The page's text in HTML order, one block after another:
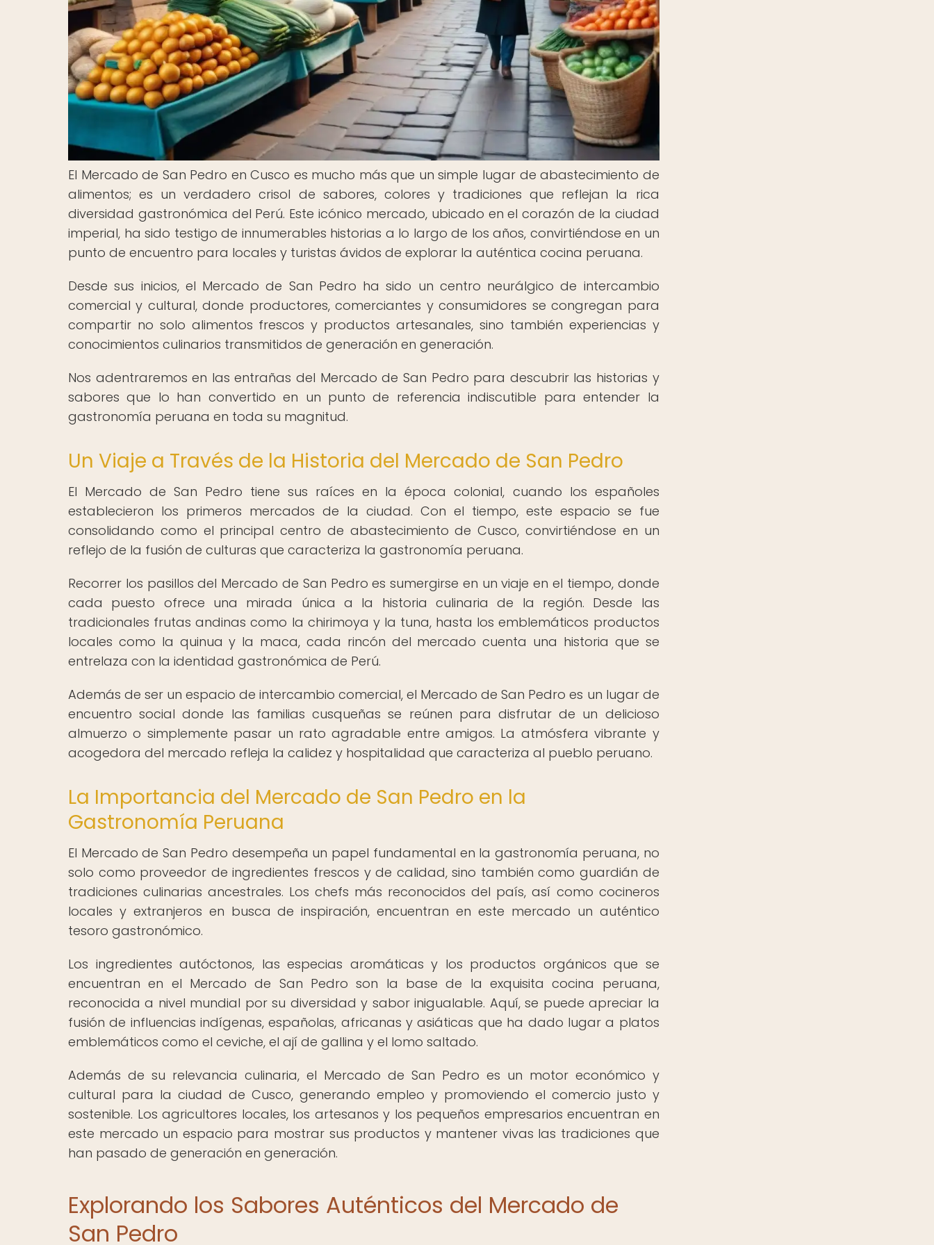
El Mercado de San Pedro en Cusco es mucho más que un simple lugar de abastecimiento de
alimentos; es un verdadero crisol de sabores, colores y tradiciones que reflejan la rica
diversidad gastronómica del Perú. Este icónico mercado, ubicado en el corazón de la ciudad
imperial, ha sido testigo de innumerables historias a lo largo de los años, convirtiéndose en un
punto de encuentro para locales y turistas ávidos de explorar la auténtica cocina peruana.
Desde sus inicios, el Mercado de San Pedro ha sido un centro neurálgico de intercambio
comercial y cultural, donde productores, comerciantes y consumidores se congregan para
compartir no solo alimentos frescos y productos artesanales, sino también experiencias y
conocimientos culinarios transmitidos de generación en generación.
Nos adentraremos en las entrañas del Mercado de San Pedro para descubrir las historias y
sabores que lo han convertido en un punto de referencia indiscutible para entender la
gastronomía peruana en toda su magnitud.
Un Viaje a Través de la Historia del Mercado de San Pedro
El Mercado de San Pedro tiene sus raíces en la época colonial, cuando los españoles
establecieron los primeros mercados de la ciudad. Con el tiempo, este espacio se fue
consolidando como el principal centro de abastecimiento de Cusco, convirtiéndose en un
reflejo de la fusión de culturas que caracteriza la gastronomía peruana.
Recorrer los pasillos del Mercado de San Pedro es sumergirse en un viaje en el tiempo, donde
cada puesto ofrece una mirada única a la historia culinaria de la región. Desde las
tradicionales frutas andinas como la chirimoya y la tuna, hasta los emblemáticos productos
locales como la quinua y la maca, cada rincón del mercado cuenta una historia que se
entrelaza con la identidad gastronómica de Perú.
Además de ser un espacio de intercambio comercial, el Mercado de San Pedro es un lugar de
encuentro social donde las familias cusqueñas se reúnen para disfrutar de un delicioso
almuerzo o simplemente pasar un rato agradable entre amigos. La atmósfera vibrante y
acogedora del mercado refleja la calidez y hospitalidad que caracteriza al pueblo peruano.
La Importancia del Mercado de San Pedro en la
Gastronomía Peruana
El Mercado de San Pedro desempeña un papel fundamental en la gastronomía peruana, no
solo como proveedor de ingredientes frescos y de calidad, sino también como guardián de
tradiciones culinarias ancestrales. Los chefs más reconocidos del país, así como cocineros
locales y extranjeros en busca de inspiración, encuentran en este mercado un auténtico
tesoro gastronómico.
Los ingredientes autóctonos, las especias aromáticas y los productos orgánicos que se
encuentran en el Mercado de San Pedro son la base de la exquisita cocina peruana,
reconocida a nivel mundial por su diversidad y sabor inigualable. Aquí, se puede apreciar la
fusión de influencias indígenas, españolas, africanas y asiáticas que ha dado lugar a platos
emblemáticos como el ceviche, el ají de gallina y el lomo saltado.
Además de su relevancia culinaria, el Mercado de San Pedro es un motor económico y
cultural para la ciudad de Cusco, generando empleo y promoviendo el comercio justo y
sostenible. Los agricultores locales, los artesanos y los pequeños empresarios encuentran en
este mercado un espacio para mostrar sus productos y mantener vivas las tradiciones que
han pasado de generación en generación.
Explorando los Sabores Auténticos del Mercado de
San Pedro